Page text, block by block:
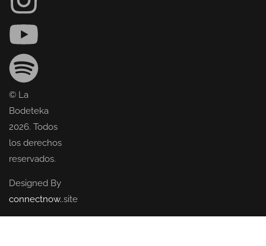
© La
Bodeteka
2026. Todos
los derechos
reservados.
Designed By
connectnow..site